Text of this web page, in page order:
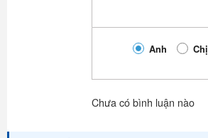
Anh Chị
Chưa có bình luận nào